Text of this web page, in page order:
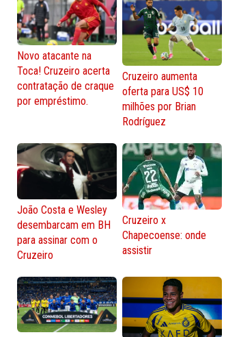
Novo atacante na
Toca! Cruzeiro acerta
contratação de craque
por empréstimo.
Cruzeiro aumenta
oferta para US$ 10
milhões por Brian
Rodríguez
João Costa e Wesley
desembarcam em BH
para assinar com o
Cruzeiro
Cruzeiro x
Chapecoense: onde
assistir